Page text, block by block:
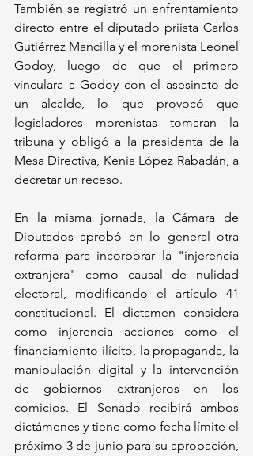
También se registró un enfrentamiento
directo entre el diputado priista Carlos
Gutiérrez Mancilla y el morenista Leonel
Godoy, luego de que el primero
vinculara a Godoy con el asesinato de
un alcalde, lo que provocó que
legisladores morenistas tomaran la
tribuna y obligó a la presidenta de la
Mesa Directiva, Kenia López Rabadán, a
decretar un receso.
En la misma jornada, la Cámara de
Diputados aprobó en lo general otra
reforma para incorporar la "injerencia
extranjera" como causal de nulidad
electoral, modificando el artículo 41
constitucional. El dictamen considera
como injerencia acciones como el
financiamiento ilícito, la propaganda, la
manipulación digital y la intervención
de gobiernos extranjeros en los
comicios. El Senado recibirá ambos
dictámenes y tiene como fecha límite el
próximo 3 de junio para su aprobación,